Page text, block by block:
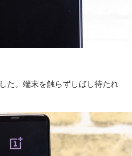
た。端末を触らずしばし待たれ